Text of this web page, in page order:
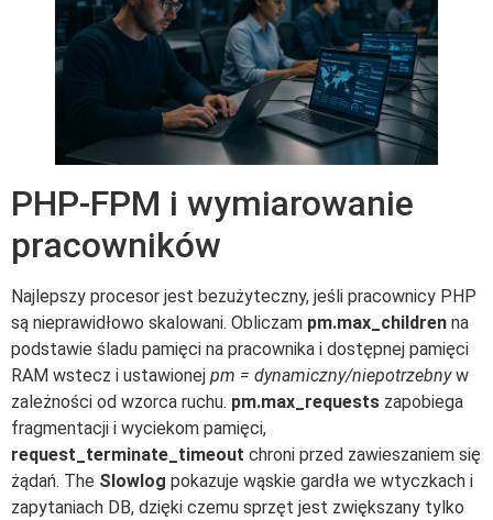
PHP-FPM i wymiarowanie
pracowników
Najlepszy procesor jest bezużyteczny, jeśli pracownicy PHP
są nieprawidłowo skalowani. Obliczam pm.max_children na
podstawie śladu pamięci na pracownika i dostępnej pamięci
RAM wstecz i ustawionej pm = dynamiczny/niepotrzebnyw
zależności od wzorca ruchu. pm.max_requests zapobiega
fragmentacji i wyciekom pamięci,
request_terminate_timeout chroni przed zawieszaniem się
żądań. The Slowlog pokazuje wąskie gardła we wtyczkach i
zapytaniach DB, dzięki czemu sprzęt jest zwiększany tylko